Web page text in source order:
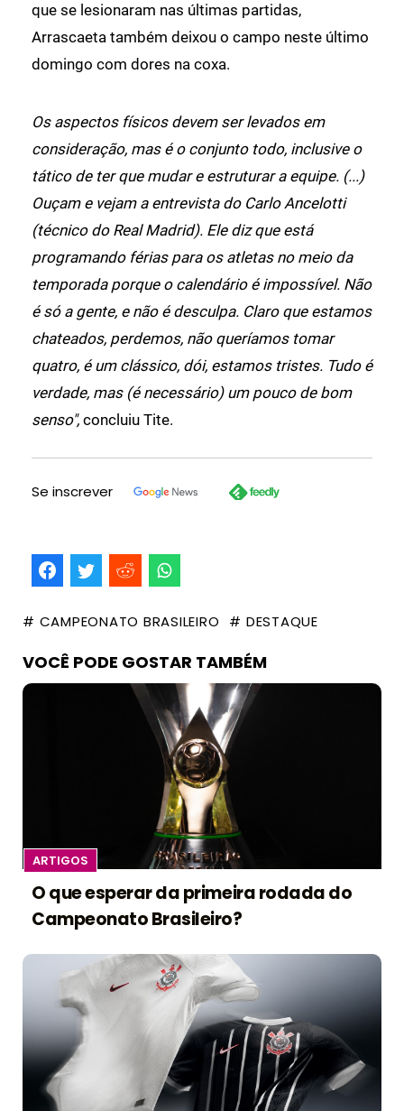
que se lesionaram nas últimas partidas,
Arrascaeta também deixou o campo neste último
domingo com dores na coxa.
Os aspectos físicos devem ser levados em
consideração, mas é o conjunto todo, inclusive o
tático de ter que mudar e estruturar a equipe. (...)
Ouçam e vejam a entrevista do Carlo Ancelotti
(técnico do Real Madrid). Ele diz que está
programando férias para os atletas no meio da
temporada porque o calendário é impossível. Não
é só a gente, e não é desculpa. Claro que estamos
chateados, perdemos, não queríamos tomar
quatro, é um clássico, dói, estamos tristes. Tudo é
verdade, mas (é necessário) um pouco de bom
senso", concluiu Tite.
Se inscrever
# CAMPEONATO BRASILEIRO # DESTAQUE
VOCÊ PODE GOSTAR TAMBÉM
ARTIGOS
O que esperar da primeira rodada do
Campeonato Brasileiro?